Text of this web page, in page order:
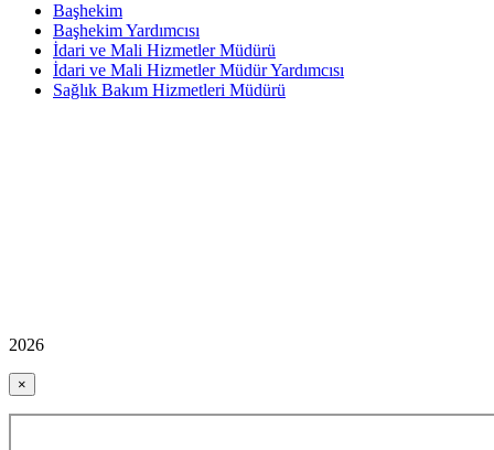
Başhekim
Başhekim Yardımcısı
İdari ve Mali Hizmetler Müdürü
İdari ve Mali Hizmetler Müdür Yardımcısı
Sağlık Bakım Hizmetleri Müdürü
2026
×